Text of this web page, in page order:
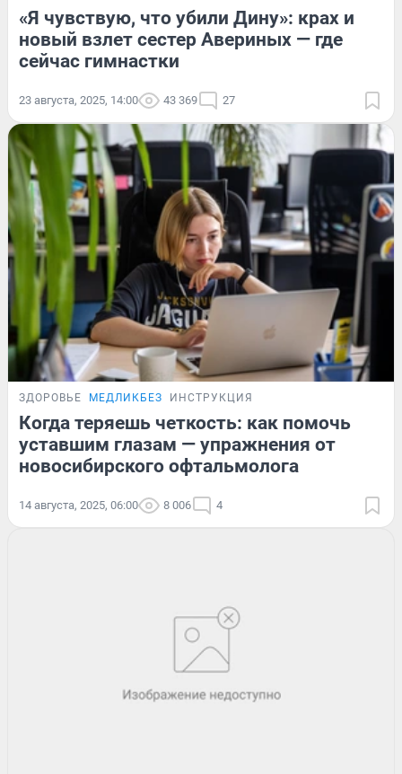
«Я чувствую, что убили Дину»: крах и
новый взлет сестер Авериных — где
сейчас гимнастки
23 августа, 2025, 14:00 43 369 27
ЗДОРОВЬЕ МЕДЛИКБЕЗ ИНСТРУКЦИЯ
Когда теряешь четкость: как помочь
уставшим глазам — упражнения от
новосибирского офтальмолога
14 августа, 2025, 06:00 8 006 4